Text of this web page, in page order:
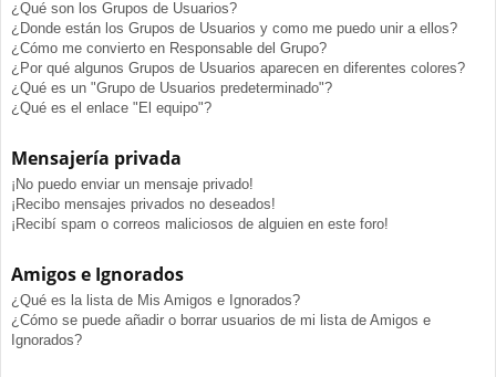
¿Qué son los Grupos de Usuarios?
¿Donde están los Grupos de Usuarios y como me puedo unir a ellos?
¿Cómo me convierto en Responsable del Grupo?
¿Por qué algunos Grupos de Usuarios aparecen en diferentes colores?
¿Qué es un "Grupo de Usuarios predeterminado"?
¿Qué es el enlace "El equipo"?
Mensajería privada
¡No puedo enviar un mensaje privado!
¡Recibo mensajes privados no deseados!
¡Recibí spam o correos maliciosos de alguien en este foro!
Amigos e Ignorados
¿Qué es la lista de Mis Amigos e Ignorados?
¿Cómo se puede añadir o borrar usuarios de mi lista de Amigos e
Ignorados?